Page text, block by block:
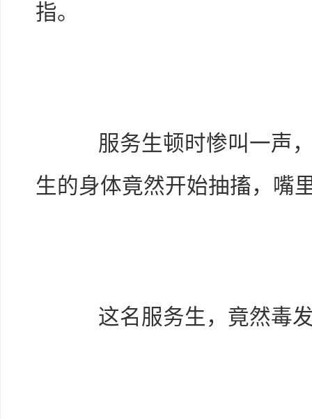
指。
服务生顿时惨叫一声，
生的身体竟然开始抽搐，嘴
这名服务生，竟然毒发